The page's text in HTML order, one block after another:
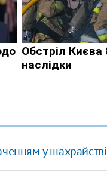
у шахрайстві